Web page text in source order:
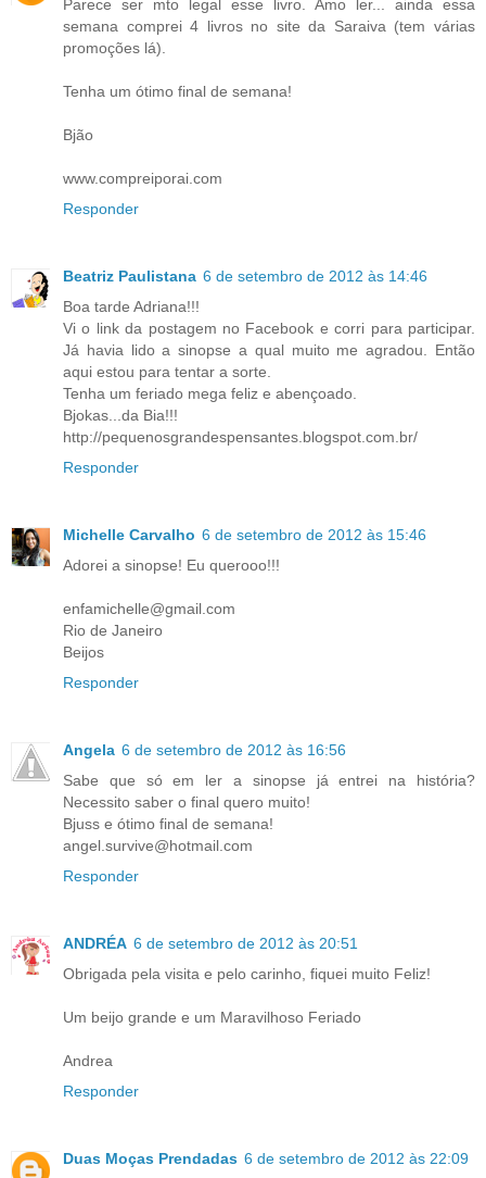
Parece ser mto legal esse livro. Amo ler... ainda essa
semana comprei 4 livros no site da Saraiva (tem várias
promoções lá).
Tenha um ótimo final de semana!
Bjão
www.compreiporai.com
Responder
Beatriz Paulistana 6 de setembro de 2012 às 14:46
Boa tarde Adriana!!!
Vi o link da postagem no Facebook e corri para participar.
Já havia lido a sinopse a qual muito me agradou. Então
aqui estou para tentar a sorte.
Tenha um feriado mega feliz e abençoado.
Bjokas...da Bia!!!
http://pequenosgrandespensantes.blogspot.com.br/
Responder
Michelle Carvalho 6 de setembro de 2012 às 15:46
Adorei a sinopse! Eu querooo!!!
enfamichelle@gmail.com
Rio de Janeiro
Beijos
Responder
Angela 6 de setembro de 2012 às 16:56
Sabe que só em ler a sinopse já entrei na história?
Necessito saber o final quero muito!
Bjuss e ótimo final de semana!
angel.survive@hotmail.com
Responder
ANDRÉA 6 de setembro de 2012 às 20:51
Obrigada pela visita e pelo carinho, fiquei muito Feliz!
Um beijo grande e um Maravilhoso Feriado
Andrea
Responder
Duas Moças Prendadas 6 de setembro de 2012 às 22:09